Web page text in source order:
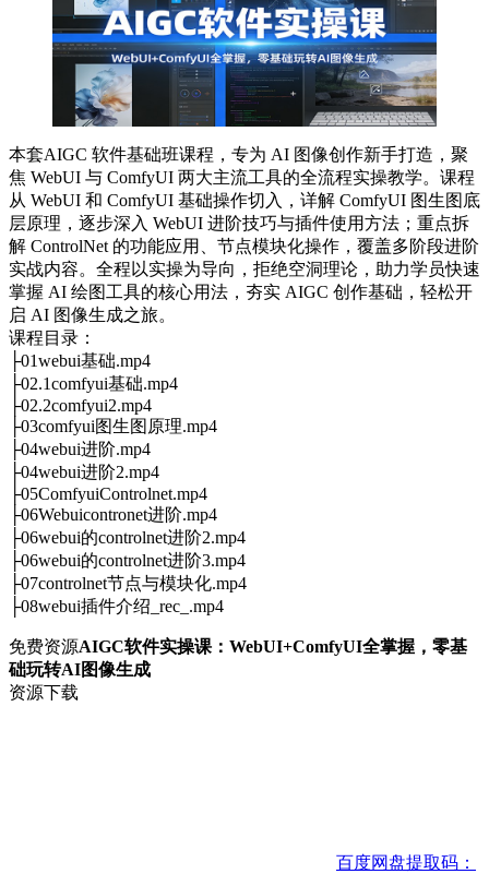
本套AIGC 软件基础班课程，专为 AI 图像创作新手打造，聚
焦 WebUI 与 ComfyUI 两大主流工具的全流程实操教学。课程
从 WebUI 和 ComfyUI 基础操作切入，详解 ComfyUI 图生图底
层原理，逐步深入 WebUI 进阶技巧与插件使用方法；重点拆
解 ControlNet 的功能应用、节点模块化操作，覆盖多阶段进阶
实战内容。全程以实操为导向，拒绝空洞理论，助力学员快速
掌握 AI 绘图工具的核心用法，夯实 AIGC 创作基础，轻松开
启 AI 图像生成之旅。
课程目录：
├01webui基础.mp4
├02.1comfyui基础.mp4
├02.2comfyui2.mp4
├03comfyui图生图原理.mp4
├04webui进阶.mp4
├04webui进阶2.mp4
├05ComfyuiControlnet.mp4
├06Webuicontronet进阶.mp4
├06webui的controlnet进阶2.mp4
├06webui的controlnet进阶3.mp4
├07controlnet节点与模块化.mp4
├08webui插件介绍_rec_.mp4
免费资源AIGC软件实操课：WebUI+ComfyUI全掌握，零基
础玩转AI图像生成
资源下载
百度网盘提取码：